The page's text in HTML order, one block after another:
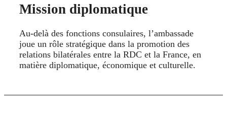
Mission diplomatique
Au-delà des fonctions consulaires, l’ambassade
joue un rôle stratégique dans la promotion des
relations bilatérales entre la RDC et la France, en
matière diplomatique, économique et culturelle.